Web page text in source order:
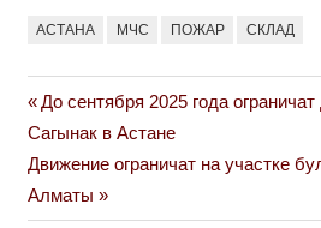
АСТАНА МЧС ПОЖАР СКЛАД
Навигация
по
записям
Previous
Post:
До сентября 2025 года
Сагынак в Астане
Next
Post:
Движение ограничат на участке
Алматы